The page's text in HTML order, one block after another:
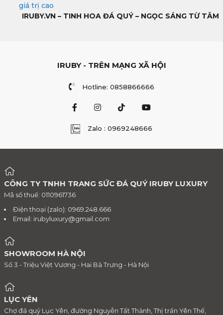
giá trị cao
IRUBY.VN – TINH HOA ĐÁ QUÝ – NGỌC SÁNG TỪ TÂM
IRUBY - TRÊN MẠNG XÃ HỘI
Hotline: 0858866666
Zalo : 0969248666
CÔNG TY TNHH TRANG SỨC ĐÁ QUÝ IRUBY LUXURY
Mã số thuế: 0110961736
Điện thoại (zalo): 0969.248.666
Email: irubyluxury@gmail.com
SHOWROOM HÀ NỘI
Số 3 - Triệu Việt Vương - Hai Bà Trưng - Hà Nội
LỤC YÊN
Chợ đá quý Lục Yên, đường Nguyễn Tất Thành, Thị trấn Yên Thế,